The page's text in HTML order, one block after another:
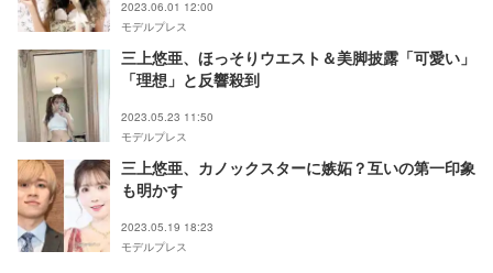
2023.06.01 12:00
モデルプレス
三上悠亜、ほっそりウエスト＆美脚披露「可愛い」
「理想」と反響殺到
2023.05.23 11:50
モデルプレス
三上悠亜、カノックスターに嫉妬？互いの第一印象
も明かす
2023.05.19 18:23
モデルプレス